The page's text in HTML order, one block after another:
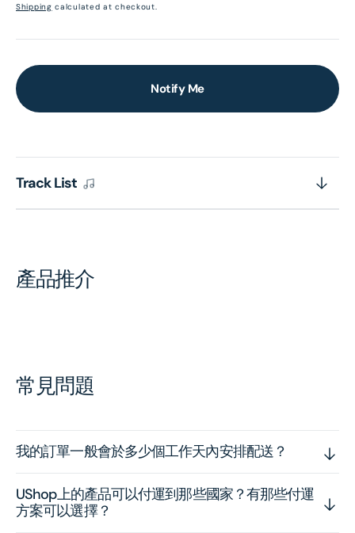
price
Shipping calculated at checkout.
Notify Me
Track List
產品推介
常見問題
我的訂單一般會於多少個工作天內安排配送？
UShop上的產品可以付運到那些國家？有那些付運
方案可以選擇？